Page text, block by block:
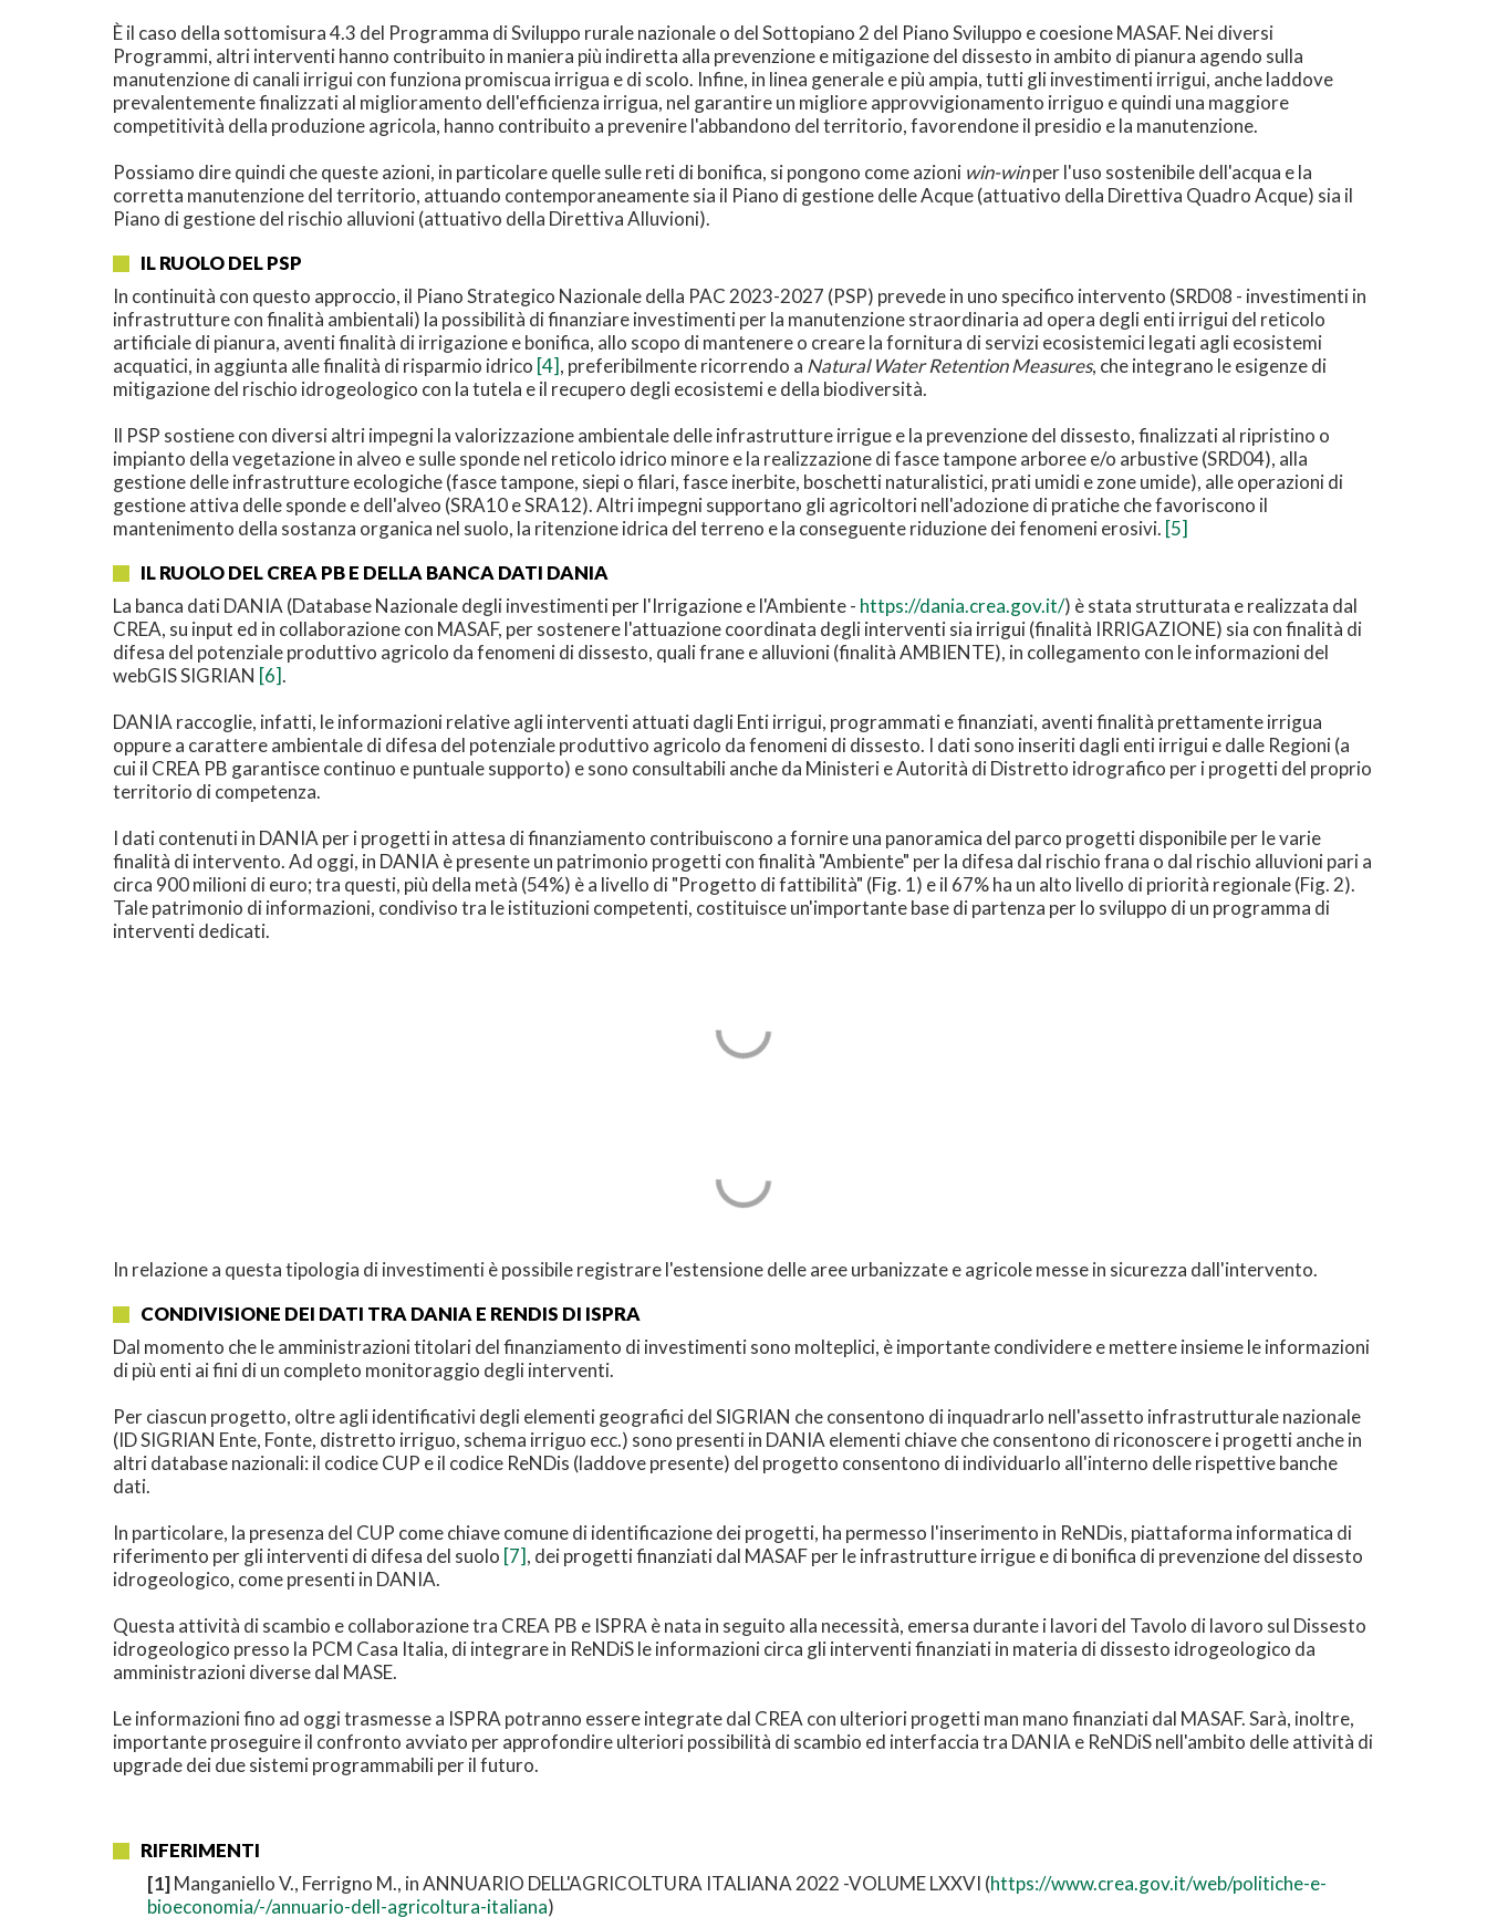
È il caso della sottomisura 4.3 del Programma di Sviluppo rurale nazionale o del Sottopiano 2 del Piano Sviluppo e coesione MASAF. Nei diversi
Programmi, altri interventi hanno contribuito in maniera più indiretta alla prevenzione e mitigazione del dissesto in ambito di pianura agendo sulla
manutenzione di canali irrigui con funziona promiscua irrigua e di scolo. Infine, in linea generale e più ampia, tutti gli investimenti irrigui, anche laddove
prevalentemente finalizzati al miglioramento dell'efficienza irrigua, nel garantire un migliore approvvigionamento irriguo e quindi una maggiore
competitività della produzione agricola, hanno contribuito a prevenire l'abbandono del territorio, favorendone il presidio e la manutenzione.
Possiamo dire quindi che queste azioni, in particolare quelle sulle reti di bonifica, si pongono come azioni win-winper l'uso sostenibile dell'acqua e la
corretta manutenzione del territorio, attuando contemporaneamente sia il Piano di gestione delle Acque (attuativo della Direttiva Quadro Acque) sia il
Piano di gestione del rischio alluvioni (attuativo della Direttiva Alluvioni).
IL RUOLO DEL PSP
In continuità con questo approccio, il Piano Strategico Nazionale della PAC 2023-2027 (PSP) prevede in uno specifico intervento (SRD08 - investimenti in
infrastrutture con finalità ambientali) la possibilità di finanziare investimenti per la manutenzione straordinaria ad opera degli enti irrigui del reticolo
artificiale di pianura, aventi finalità di irrigazione e bonifica, allo scopo di mantenere o creare la fornitura di servizi ecosistemici legati agli ecosistemi
acquatici, in aggiunta alle finalità di risparmio idrico [4], preferibilmente ricorrendo a Natural Water Retention Measures, che integrano le esigenze di
mitigazione del rischio idrogeologico con la tutela e il recupero degli ecosistemi e della biodiversità.
Il PSP sostiene con diversi altri impegni la valorizzazione ambientale delle infrastrutture irrigue e la prevenzione del dissesto, finalizzati al ripristino o
impianto della vegetazione in alveo e sulle sponde nel reticolo idrico minore e la realizzazione di fasce tampone arboree e/o arbustive (SRD04), alla
gestione delle infrastrutture ecologiche (fasce tampone, siepi o filari, fasce inerbite, boschetti naturalistici, prati umidi e zone umide), alle operazioni di
gestione attiva delle sponde e dell'alveo (SRA10 e SRA12). Altri impegni supportano gli agricoltori nell'adozione di pratiche che favoriscono il
mantenimento della sostanza organica nel suolo, la ritenzione idrica del terreno e la conseguente riduzione dei fenomeni erosivi. [5]
IL RUOLO DEL CREA PB E DELLA BANCA DATI DANIA
La banca dati DANIA (Database Nazionale degli investimenti per l'Irrigazione e l'Ambiente - https://dania.crea.gov.it/) è stata strutturata e realizzata dal
CREA, su input ed in collaborazione con MASAF, per sostenere l'attuazione coordinata degli interventi sia irrigui (finalità IRRIGAZIONE) sia con finalità di
difesa del potenziale produttivo agricolo da fenomeni di dissesto, quali frane e alluvioni (finalità AMBIENTE), in collegamento con le informazioni del
webGIS SIGRIAN [6].
DANIA raccoglie, infatti, le informazioni relative agli interventi attuati dagli Enti irrigui, programmati e finanziati, aventi finalità prettamente irrigua
oppure a carattere ambientale di difesa del potenziale produttivo agricolo da fenomeni di dissesto. I dati sono inseriti dagli enti irrigui e dalle Regioni (a
cui il CREA PB garantisce continuo e puntuale supporto) e sono consultabili anche da Ministeri e Autorità di Distretto idrografico per i progetti del proprio
territorio di competenza.
I dati contenuti in DANIA per i progetti in attesa di finanziamento contribuiscono a fornire una panoramica del parco progetti disponibile per le varie
finalità di intervento. Ad oggi, in DANIA è presente un patrimonio progetti con finalità "Ambiente" per la difesa dal rischio frana o dal rischio alluvioni pari a
circa 900 milioni di euro; tra questi, più della metà (54%) è a livello di "Progetto di fattibilità" (Fig. 1) e il 67% ha un alto livello di priorità regionale (Fig. 2).
Tale patrimonio di informazioni, condiviso tra le istituzioni competenti, costituisce un'importante base di partenza per lo sviluppo di un programma di
interventi dedicati.
In relazione a questa tipologia di investimenti è possibile registrare l'estensione delle aree urbanizzate e agricole messe in sicurezza dall'intervento.
CONDIVISIONE DEI DATI TRA DANIA E RENDIS DI ISPRA
Dal momento che le amministrazioni titolari del finanziamento di investimenti sono molteplici, è importante condividere e mettere insieme le informazioni
di più enti ai fini di un completo monitoraggio degli interventi.
Per ciascun progetto, oltre agli identificativi degli elementi geografici del SIGRIAN che consentono di inquadrarlo nell'assetto infrastrutturale nazionale
(ID SIGRIAN Ente, Fonte, distretto irriguo, schema irriguo ecc.) sono presenti in DANIA elementi chiave che consentono di riconoscere i progetti anche in
altri database nazionali: il codice CUP e il codice ReNDis (laddove presente) del progetto consentono di individuarlo all'interno delle rispettive banche
dati.
In particolare, la presenza del CUP come chiave comune di identificazione dei progetti, ha permesso l'inserimento in ReNDis, piattaforma informatica di
riferimento per gli interventi di difesa del suolo [7], dei progetti finanziati dal MASAF per le infrastrutture irrigue e di bonifica di prevenzione del dissesto
idrogeologico, come presenti in DANIA.
Questa attività di scambio e collaborazione tra CREA PB e ISPRA è nata in seguito alla necessità, emersa durante i lavori del Tavolo di lavoro sul Dissesto
idrogeologico presso la PCM Casa Italia, di integrare in ReNDiS le informazioni circa gli interventi finanziati in materia di dissesto idrogeologico da
amministrazioni diverse dal MASE.
Le informazioni fino ad oggi trasmesse a ISPRA potranno essere integrate dal CREA con ulteriori progetti man mano finanziati dal MASAF. Sarà, inoltre,
importante proseguire il confronto avviato per approfondire ulteriori possibilità di scambio ed interfaccia tra DANIA e ReNDiS nell'ambito delle attività di
upgrade dei due sistemi programmabili per il futuro.
RIFERIMENTI
[1]Manganiello V., Ferrigno M., in ANNUARIO DELL'AGRICOLTURA ITALIANA 2022 -VOLUME LXXVI (https://www.crea.gov.it/web/politiche-e-
bioeconomia/-/annuario-dell-agricoltura-italiana)